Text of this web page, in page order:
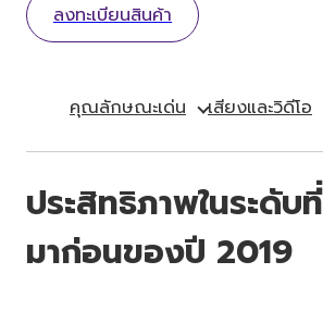
ลงทะเบียนสินค้า
คุณลักษณะเด่น เสียงและวิดีโอ
ประสิทธิภาพในระดับ
มาก่อนของปี 2019